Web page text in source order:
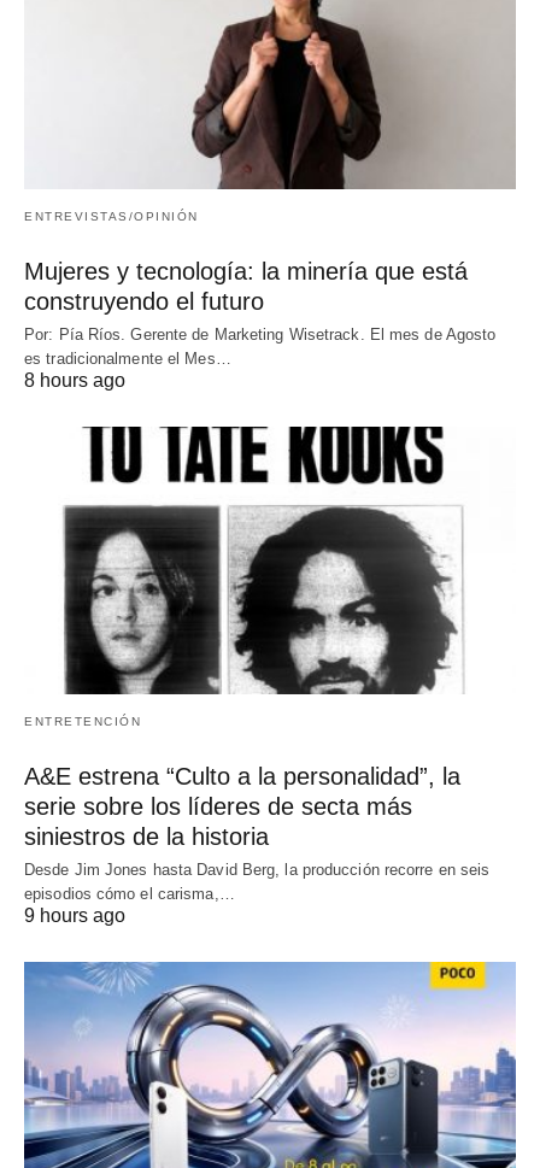
ENTREVISTAS/OPINIÓN
Mujeres y tecnología: la minería que está
construyendo el futuro
Por: Pía Ríos. Gerente de Marketing Wisetrack. El mes de Agosto
es tradicionalmente el Mes…
8 hours ago
ENTRETENCIÓN
A&E estrena “Culto a la personalidad”, la
serie sobre los líderes de secta más
siniestros de la historia
Desde Jim Jones hasta David Berg, la producción recorre en seis
episodios cómo el carisma,…
9 hours ago